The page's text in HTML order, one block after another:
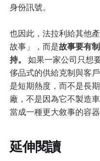
身份訊號。
也因此，法拉利給其他
故事」，而是故事要有
持。
如果一家公司只想
侈品式的供給克制與客
是短期熱度，而不是長
廠，不是因為它不製造
當成一種更大敘事的容器
延伸閱讀